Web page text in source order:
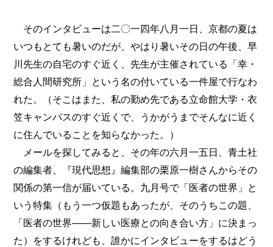
そのインタビューは二〇一四年八月一日、京都の夏は
いつもとても暑いのだが、やはり暑いその日の午後、早
川先生の自宅のすぐ近く、先生が主催されている「幸・
総合人間研究所」という名の付いている一件屋で行なわ
れた。（そこはまた、私の勤め先である立命館大学・衣
笠キャンパスのすぐ近くで、うかがうまでそんなに近く
に住んでいることを知らなかった。）
メールを探してみると、その年の六月一五日、青土社
の編集者、『現代思想』編集部の栗原一樹さんからその
関係の第一信が届いている。九月号で「医者の世界」と
いう特集（もう一つ仮題もあったが、そのうちこの題、
「医者の世界――新しい医療との向き合い方」に決まっ
た）をするけれども、誰かにインタビューをするはどう